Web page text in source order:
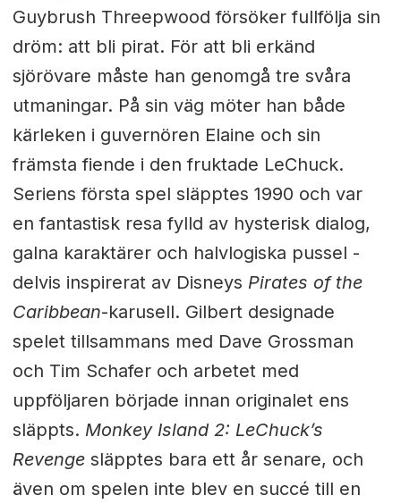
Guybrush Threepwood försöker fullfölja sin
dröm: att bli pirat. För att bli erkänd
sjörövare måste han genomgå tre svåra
utmaningar. På sin väg möter han både
kärleken i guvernören Elaine och sin
främsta fiende i den fruktade LeChuck.
Seriens första spel släpptes 1990 och var
en fantastisk resa fylld av hysterisk dialog,
galna karaktärer och halvlogiska pussel -
delvis inspirerat av Disneys Pirates of the
Caribbean-karusell. Gilbert designade
spelet tillsammans med Dave Grossman
och Tim Schafer och arbetet med
uppföljaren började innan originalet ens
släppts. Monkey Island 2: LeChuck’s
Revengesläpptes bara ett år senare, och
även om spelen inte blev en succé till en